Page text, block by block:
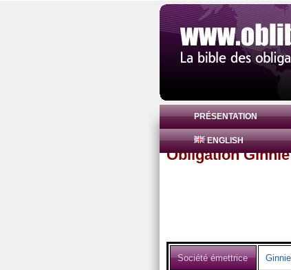
PRÉSENTATION
ENGLISH
Obligation Ginnie
Société émettrice